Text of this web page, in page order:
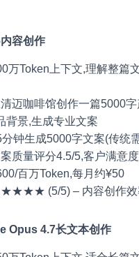
容创作
万Token上下文,理解整篇
迈咖啡馆创作一篇5000
背景,生成专业文案
分钟生成5000字文案(传统
质量评分4.5/5,客户满意
百万Token,每月约¥50
(5/5) – 内容创作效
Opus 4.7长文本创作